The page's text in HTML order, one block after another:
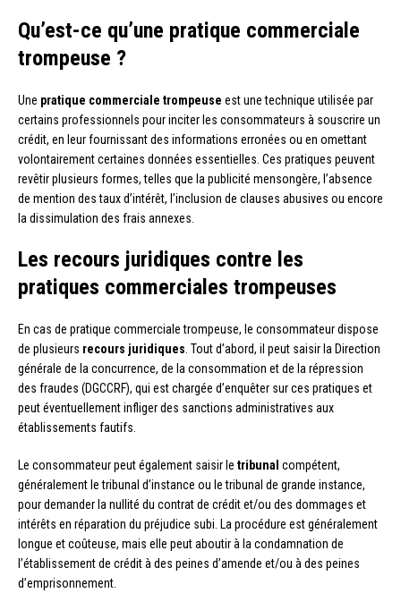
Qu’est-ce qu’une pratique commerciale
trompeuse ?
Une pratique commerciale trompeuse est une technique utilisée par
certains professionnels pour inciter les consommateurs à souscrire un
crédit, en leur fournissant des informations erronées ou en omettant
volontairement certaines données essentielles. Ces pratiques peuvent
revêtir plusieurs formes, telles que la publicité mensongère, l’absence
de mention des taux d’intérêt, l’inclusion de clauses abusives ou encore
la dissimulation des frais annexes.
Les recours juridiques contre les
pratiques commerciales trompeuses
En cas de pratique commerciale trompeuse, le consommateur dispose
de plusieurs recours juridiques . Tout d’abord, il peut saisir la Direction
générale de la concurrence, de la consommation et de la répression
des fraudes (DGCCRF), qui est chargée d’enquêter sur ces pratiques et
peut éventuellement infliger des sanctions administratives aux
établissements fautifs.
Le consommateur peut également saisir le tribunal compétent,
généralement le tribunal d’instance ou le tribunal de grande instance,
pour demander la nullité du contrat de crédit et/ou des dommages et
intérêts en réparation du préjudice subi. La procédure est généralement
longue et coûteuse, mais elle peut aboutir à la condamnation de
l’établissement de crédit à des peines d’amende et/ou à des peines
d’emprisonnement.